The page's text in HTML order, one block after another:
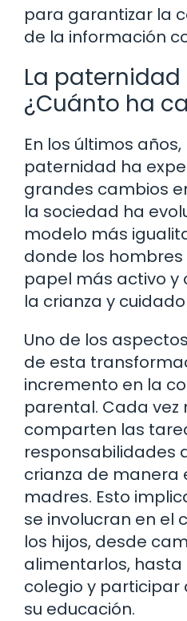
para garantizar la
de la información
La paternidad
¿Cuánto ha
En los últimos
paternidad ha
grandes cambios
la sociedad ha
modelo más
donde los
papel más activo
la crianza y
Uno de los
de esta
incremento en la
parental. Cada vez
comparten las
responsabilidades
crianza de manera
madres. Esto
se involucran en el
los hijos, desde
alimentarlos, hasta
colegio y
su educación.